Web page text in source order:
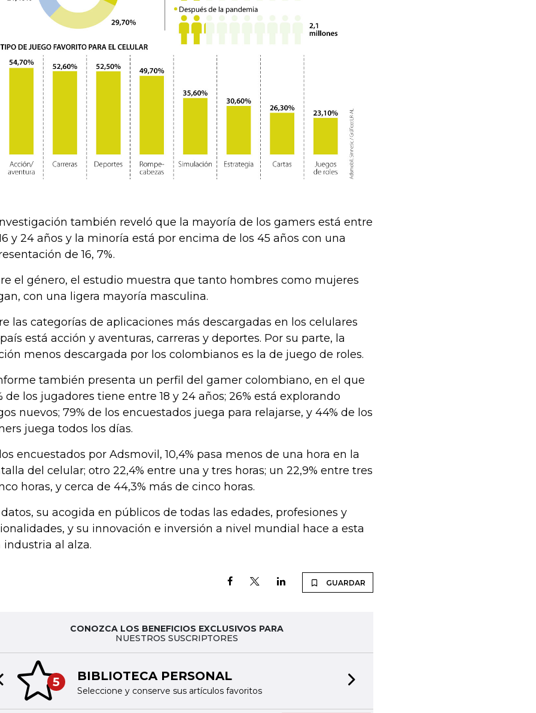
también reveló que la mayoría de los gamers está entre
y 24 años y la minoría está por encima de los 45 años con una
de 16, 7%.
el género, el estudio muestra que tanto hombres como mujeres
con una ligera mayoría masculina.
las categorías de aplicaciones más descargadas en los celulares
está acción y aventuras, carreras y deportes. Por su parte, la
menos descargada por los colombianos es la de juego de roles.
también presenta un perfil del gamer colombiano, en el que
de los jugadores tiene entre 18 y 24 años; 26% está explorando
nuevos; 79% de los encuestados juega para relajarse, y 44% de los
juega todos los días.
encuestados por Adsmovil, 10,4% pasa menos de una hora en la
del celular; otro 22,4% entre una y tres horas; un 22,9% entre tres
horas, y cerca de 44,3% más de cinco horas.
datos, su acogida en públicos de todas las edades, profesiones y
y su innovación e inversión a nivel mundial hace a esta
industria al alza.
GUARDAR
CONOZCA LOS BENEFICIOS EXCLUSIVOS PARA
NUESTROS SUSCRIPTORES
5 BIBLIOTECA PERSONAL
Seleccione y conserve sus artículos favoritos
slide